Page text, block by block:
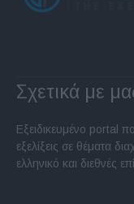
Σχετικά με
Εξειδικευμένο portal
εξελίξεις σε θέματα
ελληνικό και διεθνές